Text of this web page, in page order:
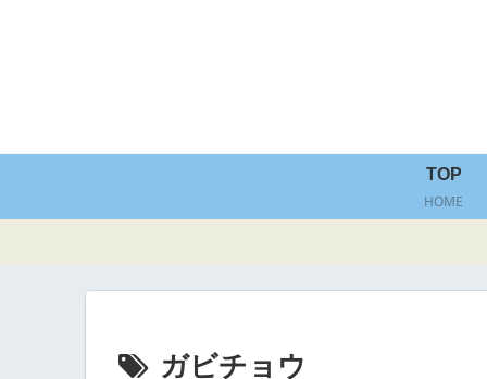
TOP
HOME
ガビチョウ